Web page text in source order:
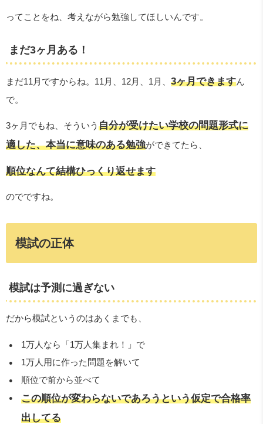
ってことをね、考えながら勉強してほしいんです。
まだ3ヶ月ある！
まだ11月ですからね。11月、12月、1月、 3ヶ月できますん
で。
3ヶ月でもね、そういう 自分が受けたい学校の問題形式に
適した、本当に意味のある勉強ができてたら、
順位なんて結構ひっくり返せます
のでですね。
模試の正体
模試は予測に過ぎない
だから模試というのはあくまでも、
1万人なら「1万人集まれ！」で
1万人用に作った問題を解いて
順位で前から並べて
この順位が変わらないであろうという仮定で合格率
出してる